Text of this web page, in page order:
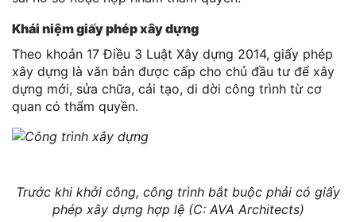
Khái niệm giấy phép xây dựng
Theo khoản 17 Điều 3 Luật Xây dựng 2014, giấy phép
xây dựng là văn bản được cấp cho chủ đầu tư để xây
dựng mới, sửa chữa, cải tạo, di dời công trình từ cơ
quan có thẩm quyền.
Trước khi khởi công, công trình bắt buộc phải có giấy
phép xây dựng hợp lệ (C: AVA Architects)